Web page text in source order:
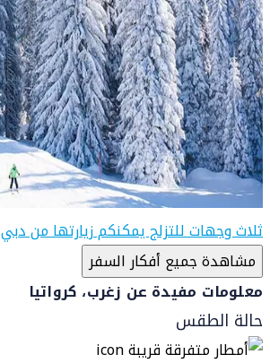
ثلاث وجهات للتزلج يمكنكم زيارتها من دبي
مشاهدة جميع أفكار السفر
معلومات مفيدة عن زغرب، كرواتيا
حالة الطقس